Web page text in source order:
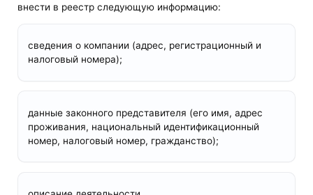
внести в реестр следующую информацию:
сведения о компании (адрес, регистрационный и
налоговый номера);
данные законного представителя (его имя, адрес
проживания, национальный идентификационный
номер, налоговый номер, гражданство);